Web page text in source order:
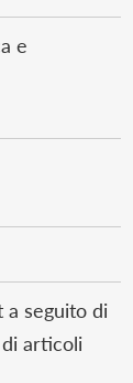
e
seguito di
articoli